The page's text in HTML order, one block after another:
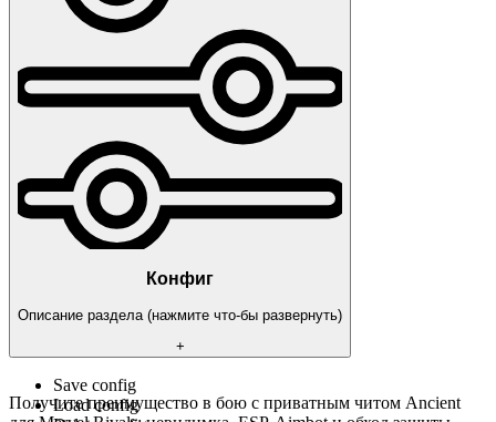
Health
Skeleton: color
Character Name: color
Target Mark
OTHER
Vischeck
FPS limit (60 - 240)
Show FPS
Конфиг
Описание раздела (нажмите что-бы развернуть)
+
Save config
Load config
Получите преимущество в бою с приватным читом Ancient